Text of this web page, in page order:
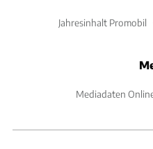
Jahresinhalt Promobil
Mediadaten